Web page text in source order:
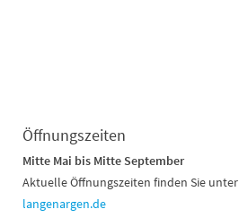
Öffnungszeiten
Mitte Mai bis Mitte September
Aktuelle Öffnungszeiten finden Sie unter
langenargen.de